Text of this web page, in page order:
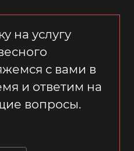
на услугу
с вами в
и ответим на
вопросы.